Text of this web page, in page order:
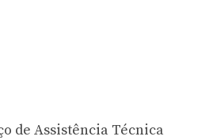
de Assistência Técnica